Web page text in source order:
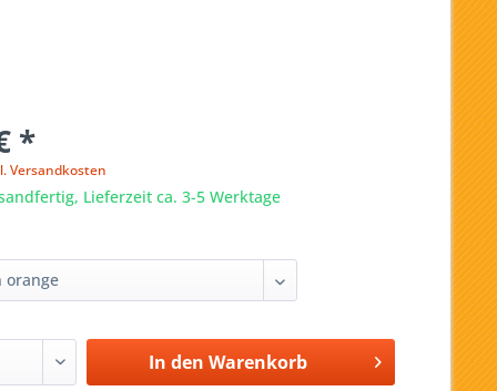
*
Versandkosten
Lieferzeit ca. 3-5 Werktage
In den Warenkorb